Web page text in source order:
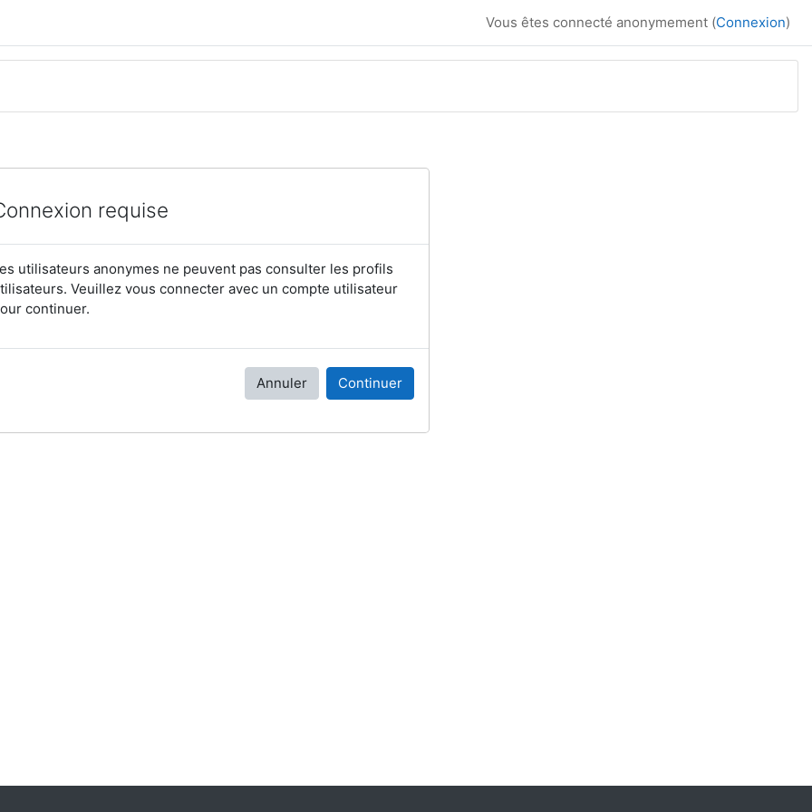
Vous êtes connecté anonymement (Connexion)
requise
utilisateurs anonymes ne peuvent pas consulter les profils
Veuillez vous connecter avec un compte utilisateur
continuer.
Annuler Continuer